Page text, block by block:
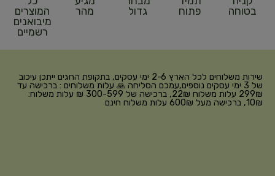
בטוחה
פתוח
גדול
מהר
המוצרים
מיבואנים
רשמיים
שירות משלוחים לכל הארץ 2-6 ימי עסקים, בתקופת החגים ייתכן עיכוב
של 3 ימי עסקים נוספים,עמכם הסליחה 🙏 עלות משלוחים : ברכישה עד
299₪ עלות משלוח 22₪, ברכישה של 300-599 ₪ עלות משלוח:
10₪, ברכישה מעל 600₪ עלות משלוח חינם